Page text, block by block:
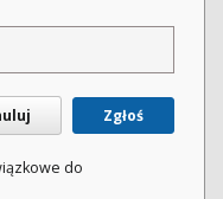
Zgłoś
do